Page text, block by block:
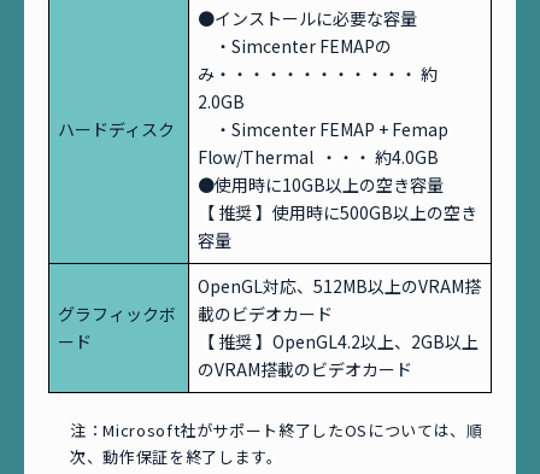
ハードディスク
●インストールに必要な容量
・Simcenter FEMAPの
み・・・・・・・・・・・・ 約
2.0GB
・Simcenter FEMAP + Femap
Flow/Thermal ・・・ 約4.0GB
●使用時に10GB以上の空き容量
【 推奨 】使用時に500GB以上の空き
容量
グラフィックボ
ード
OpenGL対応、512MB以上のVRAM搭
載のビデオカード
【 推奨 】OpenGL4.2以上、2GB以上
のVRAM搭載のビデオカード
注：Microsoft社がサポート終了したOSについては、順
次、動作保証を終了します。